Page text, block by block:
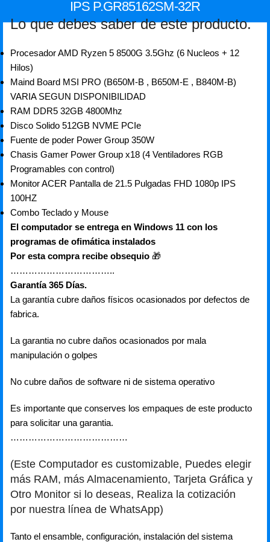
IPS P.GR85162SM-32R
Lo que debes saber de este producto.
Procesador AMD Ryzen 5 8500G 3.5Ghz (6 Nucleos + 12
Hilos)
Maind Board MSI PRO (B650M-B , B650M-E , B840M-B)
VARIA SEGUN DISPONIBILIDAD
RAM DDR5 32GB 4800Mhz
Disco Solido 512GB NVME PCIe
Fuente de poder Power Group 350W
Chasis Gamer Power Group x18 (4 Ventiladores RGB
Programables con control)
Monitor ACER Pantalla de 21.5 Pulgadas FHD 1080p IPS
100HZ
Combo Teclado y Mouse
El computador se entrega en Windows 11 con los
programas de ofimática instalados
Por esta compra recibe obsequio 🎁
……………………………..
Garantía 365 Días.
La garantía cubre daños físicos ocasionados por defectos de
fabrica.
La garantia no cubre daños ocasionados por mala
manipulación o golpes
No cubre daños de software ni de sistema operativo
Es importante que conserves los empaques de este producto
para solicitar una garantia.
…………………………………
(Este Computador es customizable, Puedes elegir
más RAM, más Almacenamiento, Tarjeta Gráfica y
Otro Monitor si lo deseas, Realiza la cotización
por nuestra línea de WhatsApp)
Tanto el ensamble, configuración, instalación del sistema